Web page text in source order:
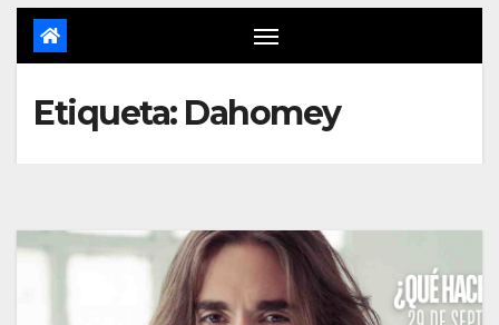
Etiqueta: Dahomey